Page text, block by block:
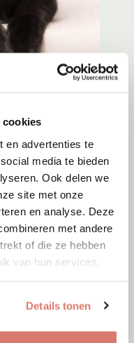
cookies
en advertenties te
media te bieden
Ook delen we
site met onze
en analyse. Deze
met andere
of die ze hebben
van hun services.
Details tonen